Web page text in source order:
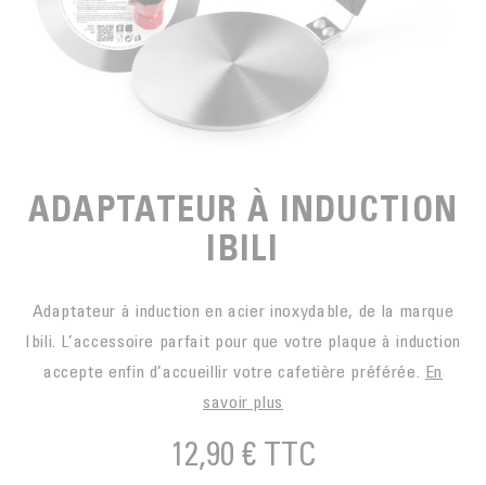
PIÈCES DÉTACHÉES
CAFÉ BIO
CAFÉ ÉQUITABLE
EN SACHETS
EN DOSETTES
ACCESSOIRES POUR LE THÉ
ARTS DE LA TABLE
POUR GRIGNOTER
THÉIÈRES
LA MARQUE
NOS VALEURS
FONDATION
ADAPTATEUR À INDUCTION
IBILI
Adaptateur à induction en acier inoxydable, de la marque
Ibili. L’accessoire parfait pour que votre plaque à induction
accepte enfin d’accueillir votre cafetière préférée. En
savoir plus
12,90 € TTC